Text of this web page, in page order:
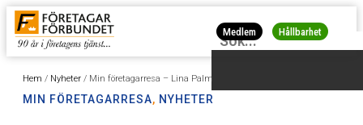
Medlem Hållbarhet
Hem / Nyheter / Min företagarresa – Lina Palm
MIN FÖRETAGARRESA, NYHETER